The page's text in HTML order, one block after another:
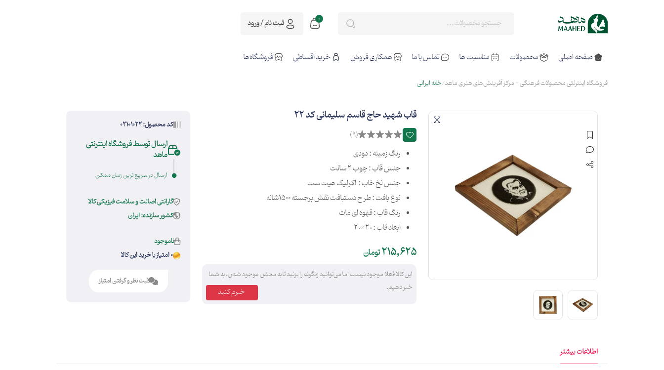
0 ثبت نام / ورود
صفحه اصلی محصولات مناسبت ها تماس با ما همکاری فروش خرید اقساطی فروشگاه‌ها
فروشگاه اینترنتی محصولات فرهنگی - مرکز آفرینش‌های هنری ماهد خانه ایرانی
قاب شهید حاج قاسم سلیمانی کد 22
(9)
رنگ زمینه : دودی
جنس قاب : چوب 2 سانت
جنس نخ خاب : اکرلیک هیت ست
نوع بافت : طرح دستبافت نقش برجسته 1500شانه
رنگ قاب : قهوه ای مات
ابعاد قاب : 20×20
215,625تومان
این کالا فعلا موجود نیست اما می‌توانید زنگوله را بزنید تا به محض موجود شدن، به شما
خبر دهیم.
کد محصول: 02101022
ارسال توسط فروشگاه اینترنتی
ماهد
ارسال در سریع ترین زمان ممکن
گارانتی اصالت و سلامت فیزیکی کالا
کشور سازنده: ایران
ناموجود
0 امتیاز با خرید این کالا
ثبت نظر و گرفتن امتیاز
اطلاعات بیشتر